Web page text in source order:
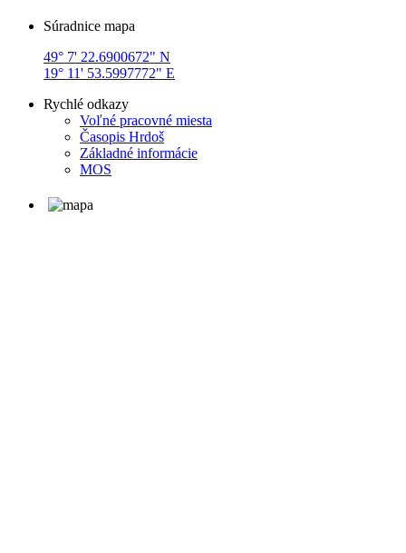
Súradnice mapa
49° 7' 22.6900672" N
19° 11' 53.5997772" E
Rychlé odkazy
Voľné pracovné miesta
Časopis Hrdoš
Základné informácie
MOS